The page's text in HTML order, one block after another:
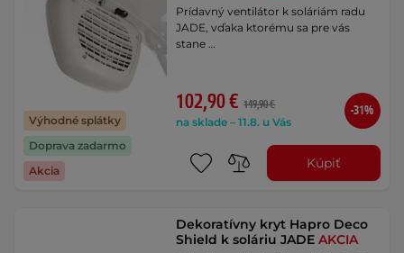
Výhodné splátky
Doprava zadarmo
Akcia
Prídavný ventilátor k soláriám radu
JADE, vďaka ktorému sa pre vás
stane …
102,90 € 149,90 €
na sklade – 11.8. u Vás
-31%
Kúpiť
Dekoratívny kryt Hapro Deco
Shield k soláriu JADEAKCIA